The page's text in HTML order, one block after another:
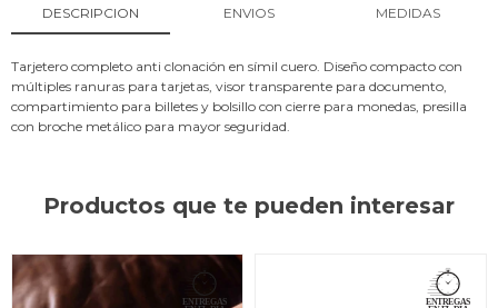
DESCRIPCION ENVIOS MEDIDAS
Tarjetero completo anti clonación en símil cuero. Diseño compacto con
múltiples ranuras para tarjetas, visor transparente para documento,
compartimiento para billetes y bolsillo con cierre para monedas, presilla
con broche metálico para mayor seguridad.
Productos que te pueden interesar